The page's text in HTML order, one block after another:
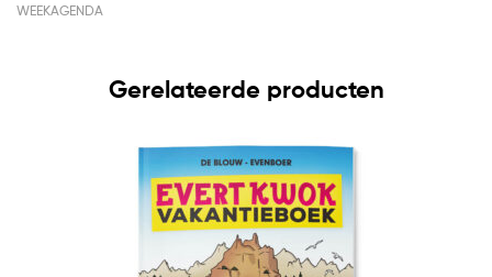
WEEKAGENDA
Gerelateerde producten